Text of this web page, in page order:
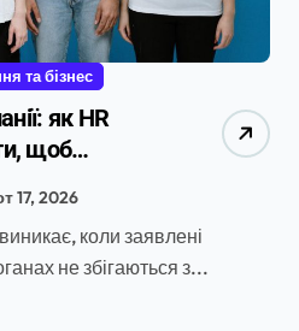
та бізнес
як HR
щоб
17, 2026
не збігаються з...